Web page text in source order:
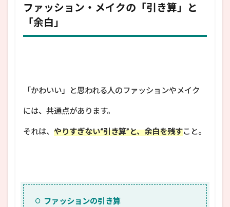
ファッション・メイクの「引き算」と
「余白」
「かわいい」と思われる人のファッションやメイク
には、共通点があります。
それは、 やりすぎない“引き算”と、余白を残すこと。
ファッションの引き算